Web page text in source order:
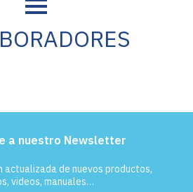
a nuestro Newsletter
actualizada de nuevos productos,
videos, manuales…